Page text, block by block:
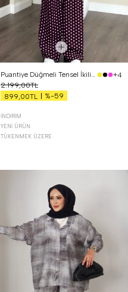
Puantiye Düğmeli Tensel İkili Takım Bordo
+4
2.199,00TL
899,00TL
%-59
İNDIRIM
YENI ÜRÜN
TÜKENMEK ÜZERE